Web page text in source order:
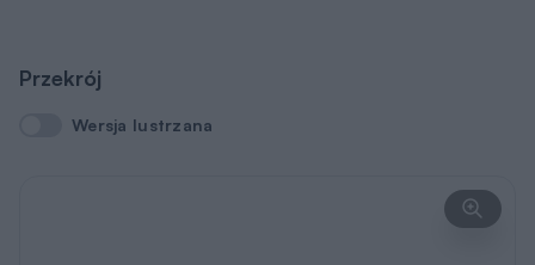
Przekrój
Wersja lustrzana
Wersja lustrzana